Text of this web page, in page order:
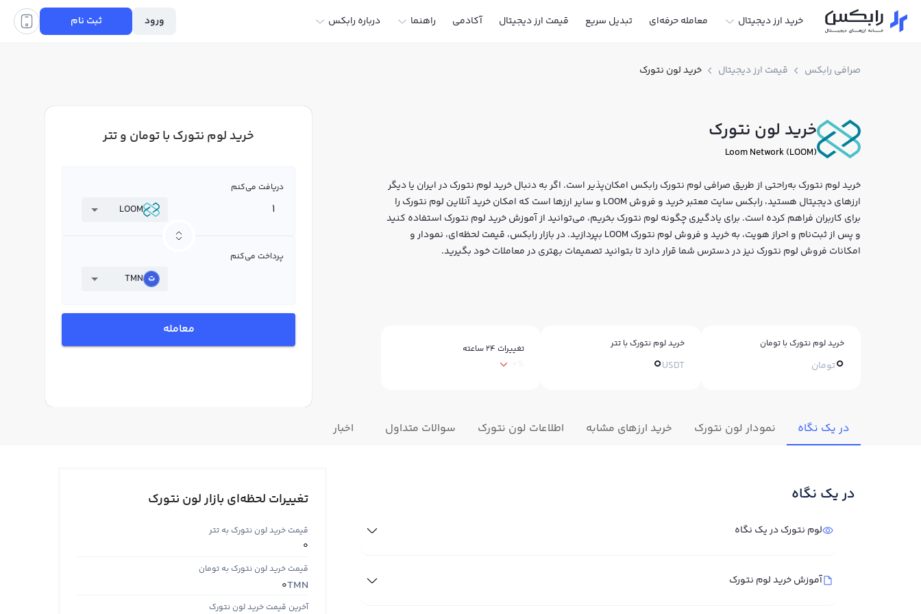
خرید ارز دیجیتال معامله حرفه‌ای تبدیل سریع قیمت ارز دیجیتال آکادمی راهنما درباره رابکس ورود ثبت نام
صرافی رابکس قیمت ارز دیجیتال خرید لون نتورک
خرید لون نتورک
Loom Network (LOOM)
خرید لوم نتورک به‌راحتی از طریق صرافی لوم نتورک رابکس امکان‌پذیر است. اگر به دنبال خرید لوم نتورک در ایران یا دیگر
ارزهای دیجیتال هستید، رابکس سایت معتبر خرید و فروش LOOM و سایر ارزها است که امکان خرید آنلاین لوم نتورک را
برای کاربران فراهم کرده است. برای یادگیری چگونه لوم نتورک بخریم، می‌توانید از آموزش خرید لوم نتورک استفاده کنید
و پس از ثبت‌نام و احراز هویت، به خرید و فروش لوم نتورک LOOM بپردازید. در بازار رابکس، قیمت لحظه‌ای، نمودار و
امکانات فروش لوم نتورک نیز در دسترس شما قرار دارد تا بتوانید تصمیمات بهتری در معاملات خود بگیرید.
خرید لوم نتورک با تومان
0تومان
خرید لوم نتورک با تتر
0USDT
تغییرات ۲۴ ساعته
خرید لوم نتورک با تومان و تتر
دریافت می‌کنم
LOOM
پرداخت می‌کنم
TMN
معامله
در یک نگاه نمودار لون نتورک خرید ارزهای مشابه اطلاعات لون نتورک سوالات متداول اخبار
در یک نگاه
لوم نتورک در یک نگاه
آموزش خرید لوم نتورک
تغییرات لحظه‌ای بازار لون نتورک
قیمت خرید لون نتورک به تتر
0
قیمت خرید لون نتورک به تومان
TMN
0
آخرین قیمت خرید لون نتورک